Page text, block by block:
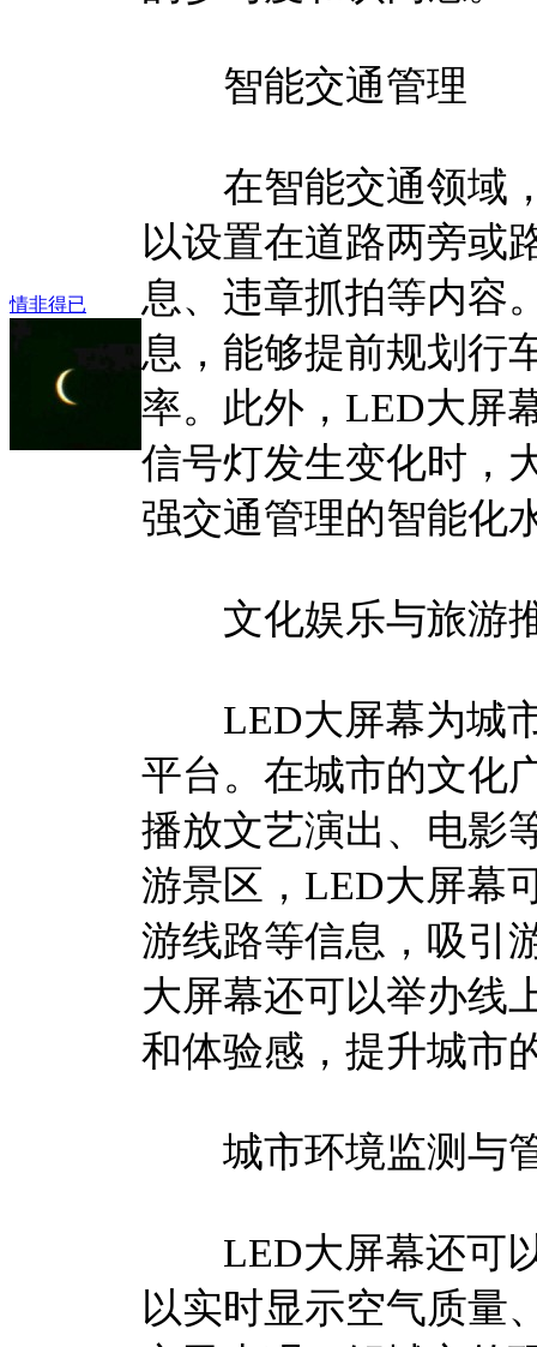
情非得已
智能交通管理
在智能交通领域，
以设置在道路两旁或
息、违章抓拍等内容
息，能够提前规划行
率。此外，LED大屏
信号灯发生变化时，
强交通管理的智能化
文化娱乐与旅游
LED大屏幕为城市
平台。在城市的文化
播放文艺演出、电影
游景区，LED大屏幕
游线路等信息，吸引
大屏幕还可以举办线
和体验感，提升城市
城市环境监测与
LED大屏幕还可以
以实时显示空气质量